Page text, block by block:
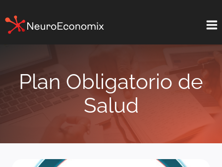
al
contenido
Plan Obligatorio de
Salud